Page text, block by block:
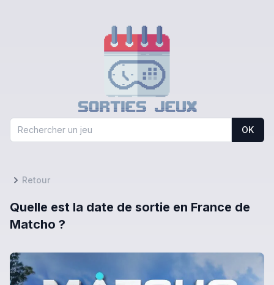
OK
Retour
Quelle est la date de sortie en France de
Matcho ?